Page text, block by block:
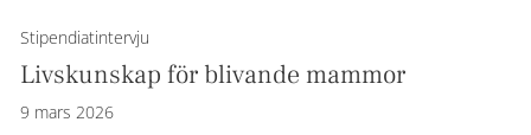
Stipendiatintervju
Livskunskap för blivande mammor
9 mars 2026